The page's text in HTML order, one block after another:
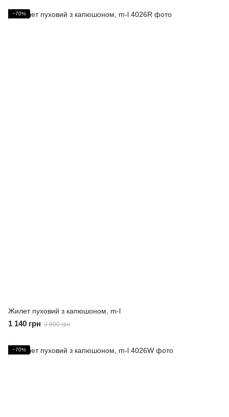
−70%
Жилет пуховий з капюшоном, m-l
1 140 грн 3 800 грн
−70%